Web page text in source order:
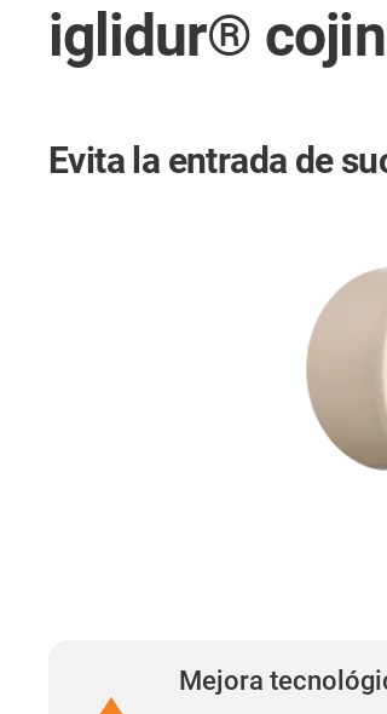
iglidur®
Evita la entrada de
Mejora